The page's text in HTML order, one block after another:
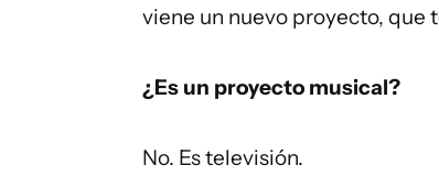
viene un nuevo proyecto, que
¿Es un proyecto musical?
No. Es televisión.